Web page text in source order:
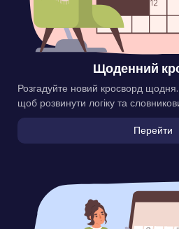
Щоденний
Розгадуйте новий кросворд щодня.
щоб розвинути логіку та
Перейти